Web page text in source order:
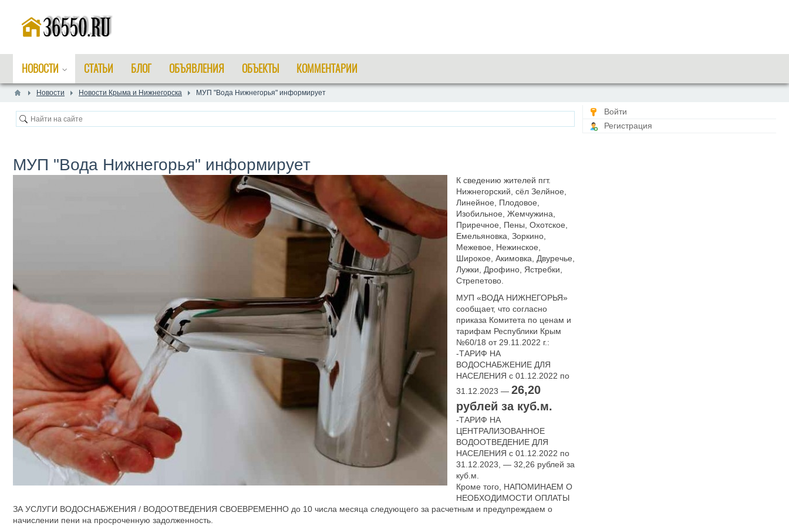
НОВОСТИ СТАТЬИ БЛОГ ОБЪЯВЛЕНИЯ ОБЪЕКТЫ КОММЕНТАРИИ
Новости Новости Крыма и Нижнегорска ​МУП "Вода Нижнегорья" информирует
​МУП "Вода Нижнегорья" информирует
К сведению жителей пгт.
Нижнегорский, сёл Зелйное,
Линейное, Плодовое,
Изобильное, Жемчужина,
Приречное, Пены, Охотское,
Емельяновка, Зоркино,
Межевое, Нежинское,
Широкое, Акимовка, Двуречье,
Лужки, Дрофино, Ястребки,
Стрепетово.
МУП «ВОДА НИЖНЕГОРЬЯ»
сообщает, что согласно
приказа Комитета по ценам и
тарифам Республики Крым
№60/18 от 29.11.2022 г.:
-ТАРИФ НА
ВОДОСНАБЖЕНИЕ ДЛЯ
НАСЕЛЕНИЯ с 01.12.2022 по
31.12.2023 — 26,20
рублей за куб.м.
-ТАРИФ НА
ЦЕНТРАЛИЗОВАННОЕ
ВОДООТВЕДЕНИЕ ДЛЯ
НАСЕЛЕНИЯ с 01.12.2022 по
31.12.2023, — 32,26 рублей за
куб.м.
Кроме того, НАПОМИНАЕМ О
НЕОБХОДИМОСТИ ОПЛАТЫ
ЗА УСЛУГИ ВОДОСНАБЖЕНИЯ / ВОДООТВЕДЕНИЯ СВОЕВРЕМЕННО до 10 числа месяца следующего за расчетным и предупреждаем о
начислении пени на просроченную задолженность.
Войти
Регистрация